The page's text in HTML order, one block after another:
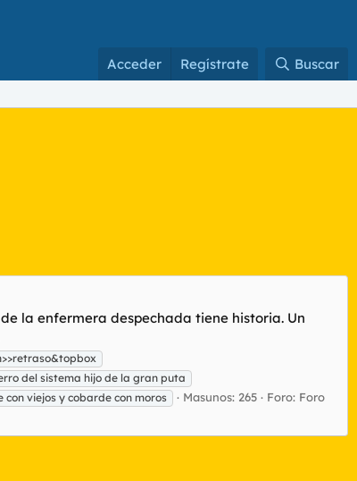
Acceder Regístrate Buscar
la enfermera despechada tiene historia. Un
del sistema hijo de la gran puta
con viejos y cobarde con moros Masunos: 265 Foro: Foro